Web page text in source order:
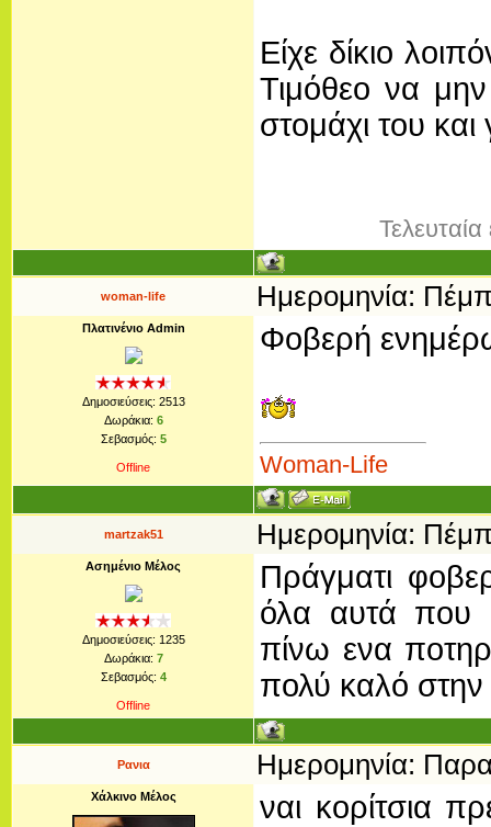
Είχε δίκιο
Τιμόθεο να
στομάχι του και
woman-life Ημερομηνία:
Πλατινένιο Admin
Δημοσιεύσεις: 2513
Δωράκια: 6
Σεβασμός: 5
Offline
Φοβερή
Woman-Life
martzak51 Ημερομηνία:
Ασημένιο Μέλος
Δημοσιεύσεις: 1235
Δωράκια: 7
Σεβασμός: 4
Offline
Πράγματι
όλα αυτά που
πίνω ενα
πολύ καλό
Ρανια Ημερομηνία:
Χάλκινο Μέλος
ναι κορίτσια